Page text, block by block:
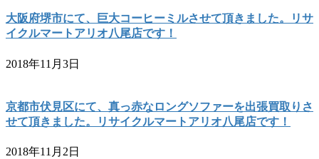
大阪府堺市にて、巨大コーヒーミルさせて頂きました。リサ
イクルマートアリオ八尾店です！
2018年11月3日
京都市伏見区にて、真っ赤なロングソファーを出張買取りさ
せて頂きました。リサイクルマートアリオ八尾店です！
2018年11月2日